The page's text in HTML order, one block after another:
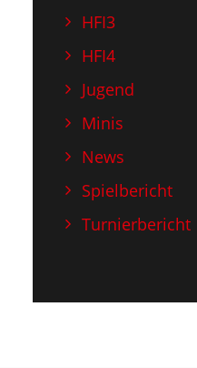
HFI3
HFI4
Jugend
Minis
News
Spielbericht
Turnierbericht